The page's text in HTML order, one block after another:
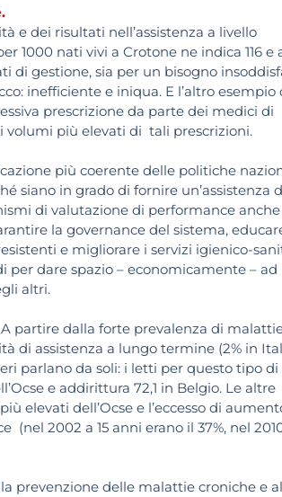
.
e dei risultati nell’assistenza a livello
1000 nati vivi a Crotone ne indica 116 e
di gestione, sia per un bisogno
inefficiente e iniqua. E l’altro esempio
prescrizione da parte dei medici di
i volumi più elevati di tali prescrizioni.
più coerente delle politiche
siano in grado di fornire un’assistenza
di valutazione di performance anche
la governance del sistema,
e migliorare i servizi igienico-
per dare spazio – economicamente – ad
altri.
partire dalla forte prevalenza di
di assistenza a lungo termine (2% in
parlano da soli: i letti per questo tipo di
e addirittura 72,1 in Belgio. Le altre
elevati dell’Ocse e l’eccesso di
2002 a 15 anni erano il 37%, nel
prevenzione delle malattie croniche e